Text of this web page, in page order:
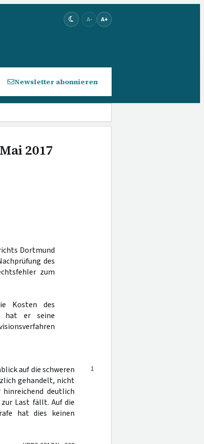
A- A+
Newsletter abonnieren
2017
Dortmund
des
zum
Kosten des
hat er seine
1
auf die schweren
gehandelt, nicht
deutlich
Last fällt. Auf die
hat dies keinen